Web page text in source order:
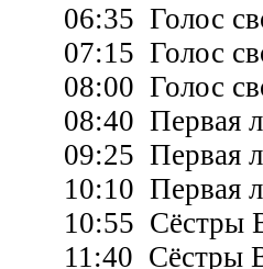
06:35 Голос
07:15 Голос
08:00 Голос
08:40 Первая
09:25 Первая
10:10 Первая
10:55 Сёстры
11:40 Сёстры